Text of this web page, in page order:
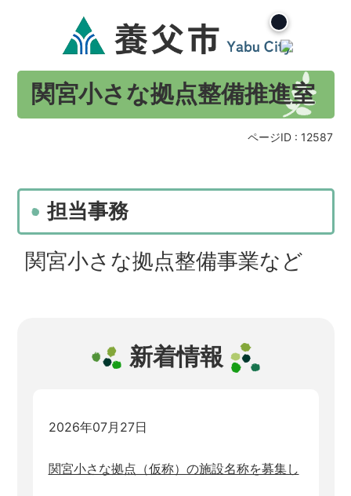
関宮小さな拠点整備推進室
ページID : 12587
担当事務
関宮小さな拠点整備事業など
新着情報
2026年07月27日
関宮小さな拠点（仮称）の施設名称を募集し